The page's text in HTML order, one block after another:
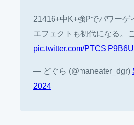
21416+中K+強Pでパワーゲ
エフェクトも初代になる。
pic.twitter.com/PTCSlP9B6U
— どぐら (@maneater_dgr)
2024